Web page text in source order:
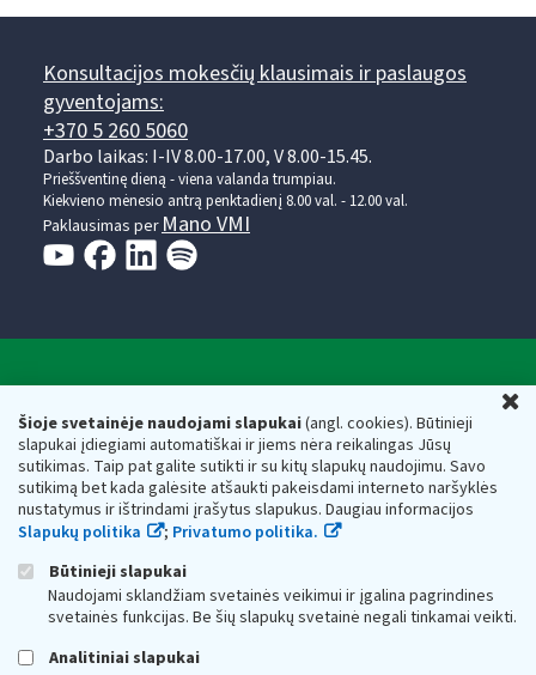
Šioje svetainėje naudojami slapukai(angl. cookies). Būtinieji
slapukai įdiegiami automatiškai ir jiems nėra reikalingas Jūsų
sutikimas. Taip pat galite sutikti ir su kitų slapukų naudojimu. Savo
sutikimą bet kada galėsite atšaukti pakeisdami interneto naršyklės
nustatymus ir ištrindami įrašytus slapukus. Daugiau informacijos
Slapukų politika
; Privatumo politika.
Būtinieji slapukai
Naudojami sklandžiam svetainės veikimui ir įgalina pagrindines
svetainės funkcijas. Be šių slapukų svetainė negali tinkamai veikti.
Analitiniai slapukai
Konsultacijos mokesčių klausimais ir paslaugos
gyventojams:
+370 5 260 5060
Darbo laikas: I-IV 8.00-17.00, V 8.00-15.45.
Prieššventinę dieną - viena valanda trumpiau.
Kiekvieno mėnesio antrą penktadienį 8.00 val. - 12.00 val.
Paklausimas per Mano VMI
Respublikos finansų ministerijos
Biudžetinė įstaiga. Juridinio asmens kodas — 188659752,
adresas: Vasario 16-osios g. 14, 01107 Vilnius, Lietuva, el.paštas:
vmi@vmi.lt, E. pristatymo dėžutės adresas 188659752
Duomenys apie Valstybinę mokesčių inspekciją prie Lietuvos
Respublikos finansų ministerijos kaupiami ir saugomi Juridinių